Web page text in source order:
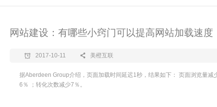
网站建设：有哪些小窍门可以提高网站加载速度
2017-10-11 美橙互联
据Aberdeen Group介绍，页面加载时间延迟1秒，结果如下： 页面浏览量减
6％ ；转化次数减少7％。